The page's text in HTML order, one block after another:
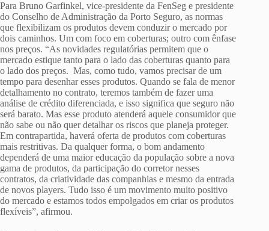
Para Bruno Garfinkel, vice-presidente da FenSeg e presidente
do Conselho de Administração da Porto Seguro, as normas
que flexibilizam os produtos devem conduzir o mercado por
dois caminhos. Um com foco em coberturas; outro com ênfase
nos preços. “As novidades regulatórias permitem que o
mercado estique tanto para o lado das coberturas quanto para
o lado dos preços. Mas, como tudo, vamos precisar de um
tempo para desenhar esses produtos. Quando se fala de menor
detalhamento no contrato, teremos também de fazer uma
análise de crédito diferenciada, e isso significa que seguro não
será barato. Mas esse produto atenderá aquele consumidor que
não sabe ou não quer detalhar os riscos que planeja proteger.
Em contrapartida, haverá oferta de produtos com coberturas
mais restritivas. Da qualquer forma, o bom andamento
dependerá de uma maior educação da população sobre a nova
gama de produtos, da participação do corretor nesses
contratos, da criatividade das companhias e mesmo da entrada
de novos players. Tudo isso é um movimento muito positivo
do mercado e estamos todos empolgados em criar os produtos
flexíveis”, afirmou.